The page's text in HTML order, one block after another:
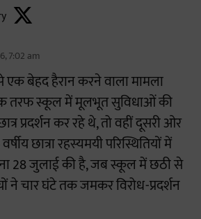
7:02 am
बेहद हैरान करने वाला मामला
तरफ स्कूल में मूलभूत सुविधाओं की
प्रदर्शन कर रहे थे, तो वहीं दूसरी ओर
छात्रा रहस्यमयी परिस्थितियों में
28 जुलाई की है, जब स्कूल में छठी से
ने चार घंटे तक जमकर विरोध-प्रदर्शन